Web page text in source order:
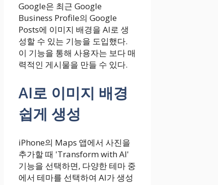
Google은 최근 Google
Business Profile의 Google
Posts에 이미지 배경을 AI로 생
성할 수 있는 기능을 도입했다.
이 기능을 통해 사용자는 보다 매
력적인 게시물을 만들 수 있다.
AI로 이미지 배경
쉽게 생성
iPhone의 Maps 앱에서 사진을
추가할 때 'Transform with AI'
기능을 선택하면, 다양한 테마 중
에서 테마를 선택하여 AI가 생성